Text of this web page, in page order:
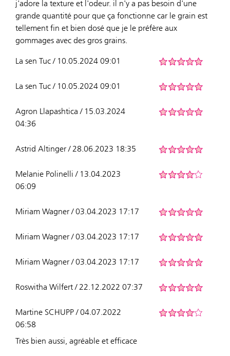
j'adore la texture et l'odeur. il n'y a pas besoin d'une
grande quantité pour que ça fonctionne car le grain est
tellement fin et bien dosé que je le préfère aux
gommages avec des gros grains.
La sen Tuc / 10.05.2024 09:01
La sen Tuc / 10.05.2024 09:01
Agron Llapashtica / 15.03.2024
04:36
Astrid Altinger / 28.06.2023 18:35
Melanie Polinelli / 13.04.2023
06:09
Miriam Wagner / 03.04.2023 17:17
Miriam Wagner / 03.04.2023 17:17
Miriam Wagner / 03.04.2023 17:17
Roswitha Wilfert / 22.12.2022 07:37
Martine SCHUPP / 04.07.2022
06:58
Très bien aussi, agréable et efficace